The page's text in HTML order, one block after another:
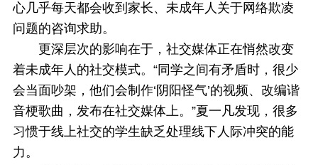
心几乎每天都会收到家长、未成年人关于网络欺凌
问题的咨询求助。
更深层次的影响在于，社交媒体正在悄然改变
着未成年人的社交模式。“同学之间有矛盾时，很少
会当面吵架，他们会制作‘阴阳怪气’的视频、改编谐
音梗歌曲，发布在社交媒体上。”夏一凡发现，很多
习惯于线上社交的学生缺乏处理线下人际冲突的能
力。